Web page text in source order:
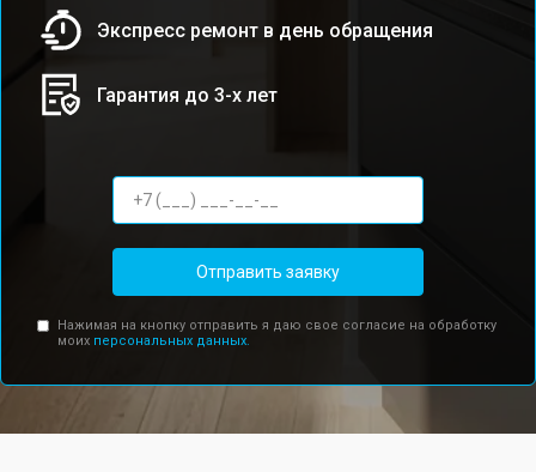
Экспресс ремонт в день обращения
Гарантия до 3-х лет
Отправить заявку
Нажимая на кнопку отправить я даю свое согласие на обработку
моих персональных данных.